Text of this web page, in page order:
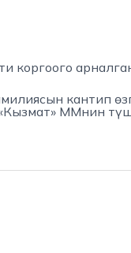
коргоого
кантип
ММнин